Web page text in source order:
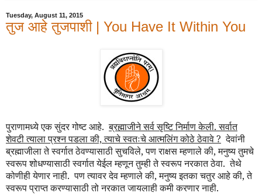
Tuesday, August 11, 2015
तुज आहे तुजपाशी | You Have It Within You
पुराणामध्ये एक सुंदर गोष्ट आहे.ब्रह्माजीने सर्व सृष्टि निर्माण केली. सर्वात
शेवटी त्याला प्रश्न पडला की, त्याचे स्वतःचे आत्मलिंग कोठे ठेवावे ? देवांनी
ब्रह्माजीला ते स्वर्गात ठेवण्यासाठी सुचविले, पण राक्षस म्हणाले की, मनुष्य तुमचे
स्वरूप शोधण्यासाठी स्वर्गात येईल म्हणून तुम्ही ते स्वरूप नरकात ठेवा. तेथे
कोणीही येणार नाही. पण त्यावर देव म्हणाले की, मनुष्य इतका चतुर आहे की, ते
स्वरूप प्राप्त करण्यासाठी तो नरकात जायलाही कमी करणार नाही.